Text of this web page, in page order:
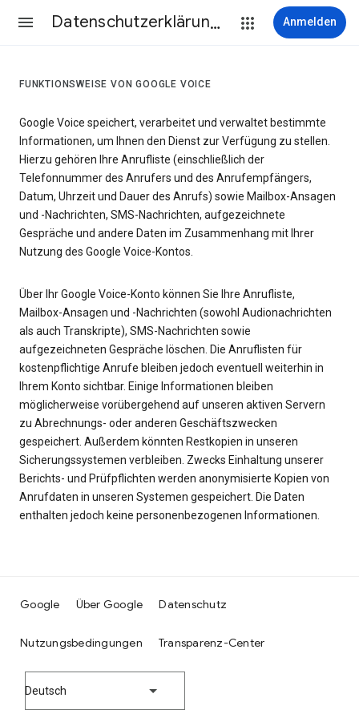
Datenschutzerklärung & Nutzungsbedingungen Anmelden
FUNKTIONSWEISE VON GOOGLE VOICE
Google Voice speichert, verarbeitet und verwaltet bestimmte
Informationen, um Ihnen den Dienst zur Verfügung zu stellen.
Hierzu gehören Ihre Anrufliste (einschließlich der
Telefonnummer des Anrufers und des Anrufempfängers,
Datum, Uhrzeit und Dauer des Anrufs) sowie Mailbox-Ansagen
und -Nachrichten, SMS-Nachrichten, aufgezeichnete
Gespräche und andere Daten im Zusammenhang mit Ihrer
Nutzung des Google Voice-Kontos.
Über Ihr Google Voice-Konto können Sie Ihre Anrufliste,
Mailbox-Ansagen und -Nachrichten (sowohl Audionachrichten
als auch Transkripte), SMS-Nachrichten sowie
aufgezeichneten Gespräche löschen. Die Anruflisten für
kostenpflichtige Anrufe bleiben jedoch eventuell weiterhin in
Ihrem Konto sichtbar. Einige Informationen bleiben
möglicherweise vorübergehend auf unseren aktiven Servern
zu Abrechnungs- oder anderen Geschäftszwecken
gespeichert. Außerdem könnten Restkopien in unseren
Sicherungssystemen verbleiben. Zwecks Einhaltung unserer
Berichts- und Prüfpflichten werden anonymisierte Kopien von
Anrufdaten in unseren Systemen gespeichert. Die Daten
enthalten jedoch keine personenbezogenen Informationen.
Google Über Google Datenschutz
Nutzungsbedingungen Transparenz-Center
Deutsch